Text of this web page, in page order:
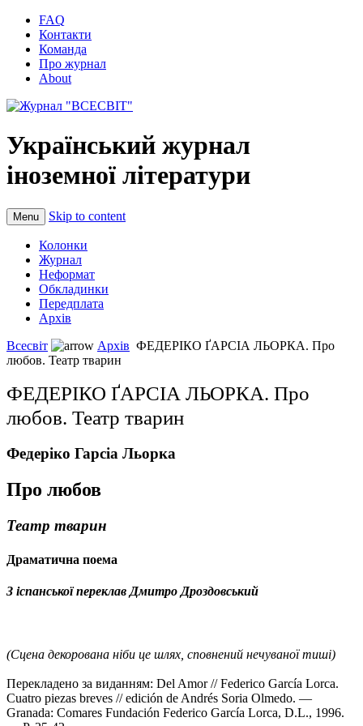
FAQ
Контакти
Команда
Про журнал
About
Український журнал
іноземної літератури
Menu Skip to content
Колонки
Журнал
Неформат
Обкладинки
Передплата
Архів
Всесвіт
Архів ФЕДЕРІКО ҐАРСІА ЛЬОРКА. Про
любов. Театр тварин
ФЕДЕРІКО ҐАРСІА ЛЬОРКА. Про
любов. Театр тварин
Федеріко Гарсіа Льорка
Про любов
Театр тварин
Драматична поема
З іспанської переклав Дмитро Дроздовський
(Сцена декорована ніби це шлях, сповнений нечуваної тиші)
Перекладено за виданням: Del Amor // Federico García Lorca.
Cuatro piezas breves // edición de Andrés Soria Olmedo. —
Granada: Comares Fundación Federico García Lorca, D.L., 1996.